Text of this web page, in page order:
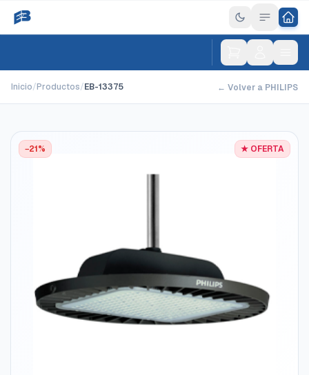
Inicio/Productos/EB-13375 ← Volver a PHILIPS
★ OFERTA
−21%